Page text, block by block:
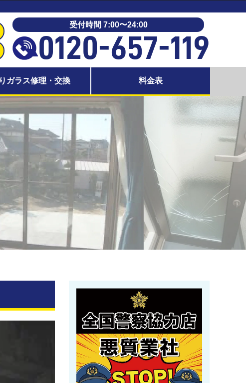
受付時間 7:00〜24:00
0120-657-119
ガラス修理・交換 料金表